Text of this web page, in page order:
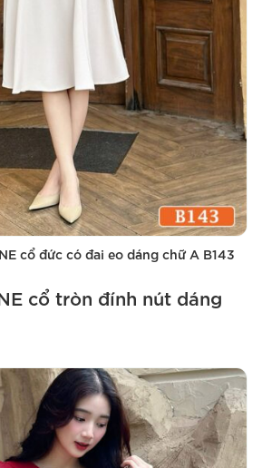
cổ đức có đai eo dáng chữ A B143
cổ tròn đính nút dáng